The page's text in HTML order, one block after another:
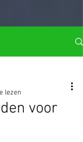
voor
lezen